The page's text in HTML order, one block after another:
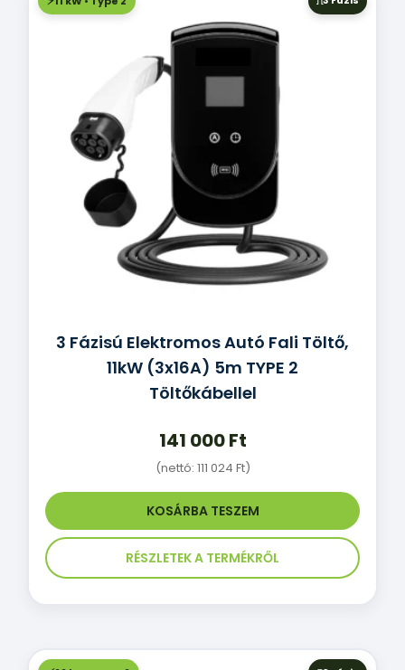
3 Fázisú Elektromos Autó Fali Töltő,
11kW (3x16A) 5m TYPE 2
Töltőkábellel
141 000Ft
(nettó: 111 024 Ft)
KOSÁRBA TESZEM
RÉSZLETEK A TERMÉKRŐL